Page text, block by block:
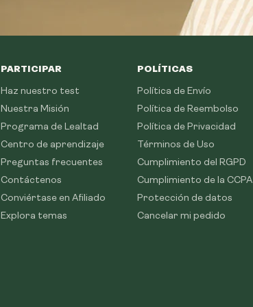
PARTICIPAR
Haz nuestro test
Nuestra Misión
Programa de Lealtad
Centro de aprendizaje
Preguntas frecuentes
Contáctenos
Conviértase en Afiliado
Explora temas
POLÍTICAS
Política de Envío
Política de Reembolso
Política de Privacidad
Términos de Uso
Cumplimiento del RGPD
Cumplimiento de la CCPA
Protección de datos
Cancelar mi pedido